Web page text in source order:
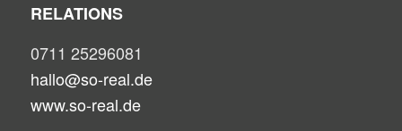
RELATIONS
0711 25296081
hallo@so-real.de
www.so-real.de